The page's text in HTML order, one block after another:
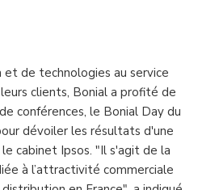
et de technologies au service
clients, Bonial a profité de
conférences, le Bonial Day du
dévoiler les résultats d'une
cabinet Ipsos. "Il s'agit de la
à l’attractivité commerciale